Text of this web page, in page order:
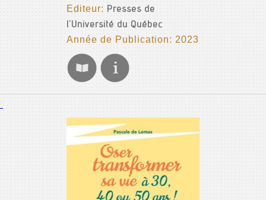
Editeur: Presses de
l'Université du Québec
Année de Publication: 2023